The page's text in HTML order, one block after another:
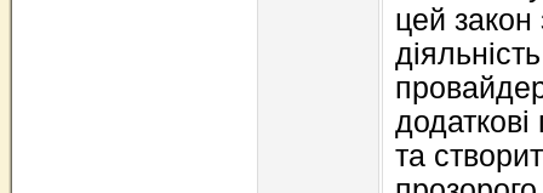
цей
додаткові
та